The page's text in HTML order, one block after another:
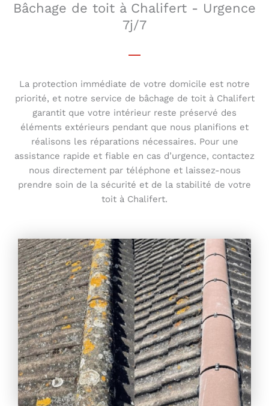
Bâchage de toit à Chalifert - Urgence
7j/7
La protection immédiate de votre domicile est notre
priorité, et notre service de bâchage de toit à Chalifert
garantit que votre intérieur reste préservé des
éléments extérieurs pendant que nous planifions et
réalisons les réparations nécessaires. Pour une
assistance rapide et fiable en cas d’urgence, contactez
nous directement par téléphone et laissez-nous
prendre soin de la sécurité et de la stabilité de votre
toit à Chalifert.